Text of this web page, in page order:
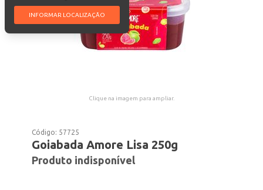
INFORMAR LOCALIZAÇÃO
Clique na imagem para ampliar.
Código: 57725
Goiabada Amore Lisa 250g
Produto indisponível